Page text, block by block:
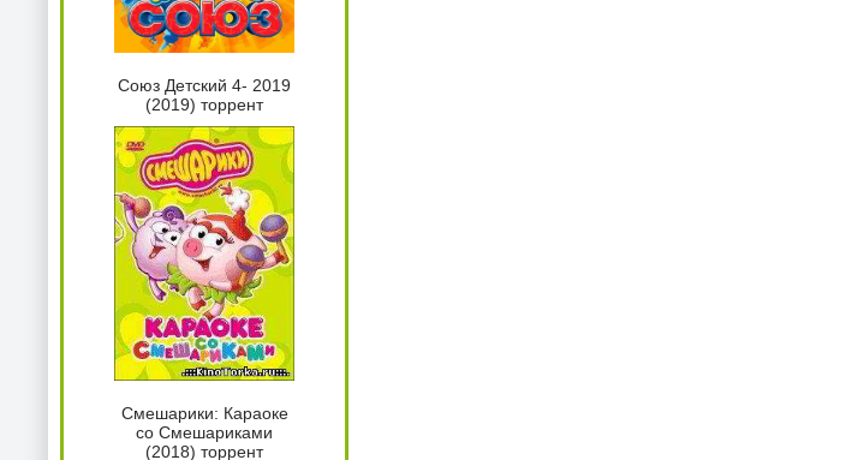
Союз Детский 4- 2019
(2019) торрент
Смешарики: Караоке
со Смешариками
(2018) торрент